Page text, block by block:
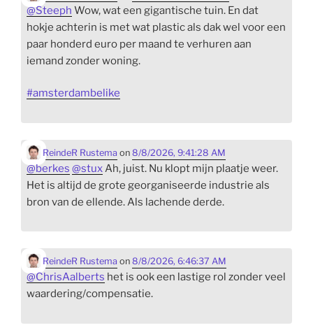
@Steeph Wow, wat een gigantische tuin. En dat
hokje achterin is met wat plastic als dak wel voor een
paar honderd euro per maand te verhuren aan
iemand zonder woning.
#amsterdambelike
ReindeR Rustema on 8/8/2026, 9:41:28 AM
@berkes @stux Ah, juist. Nu klopt mijn plaatje weer.
Het is altijd de grote georganiseerde industrie als
bron van de ellende. Als lachende derde.
ReindeR Rustema on 8/8/2026, 6:46:37 AM
@ChrisAalberts het is ook een lastige rol zonder veel
waardering/compensatie.